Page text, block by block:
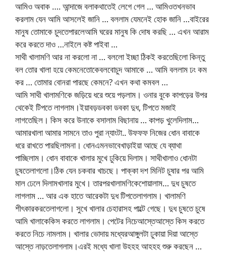
আমিও অবাক …. আন্দাজে বলাকথাতেই লেগে গেল … আমিওতখনভাব
করলাম যেন আমি আসলেই জানি … বললাম যেমনেই হোক জানি …বাইরের
মানুষ তোমাকে চুদতেপারলেআমি ঘরের মানুষ কি দোষ করছি … এখন আরাম
করে করতে দাও …নাইলে কষ্ট পাইবা …
সাথী খালামণি আর না করলো না … বললো ইচ্ছা ঠিকই করতেছিলো কিন্তু
বল তোর খালা হয়ে কেমনেতোকেবলবোচুদ আমাকে … আমি বললাম ঢং কম
কর … তোমার বোনরা পারছে কেমনে? এখন কথা কমবল …
আমি সাথী খালামণিকে জড়িয়ে ধরে শুয়ে পড়লাম। ওনার বুকে কাপড়ের উপর
থেকেই টিপতে লাগলাম।ইয়াবড়ডবকা ডবকা দুধ, টিপতে মজাই
লাগতেছিল। কিস করে উনাকে বসালাম বিছানায় … কাপড় খুলেদিলাম…
আমারখালা আমার সামনে তাও পুরা ন্যাংটা.. উফফফ নিজের ধোন বাবাকে
ধরে রাখতে পারছিলামনা। ধোনএমনভাবেখাড়াইয়া আছে যে ব্যাথা
পাচ্ছিলাম। ধোন বাবাকে খালার মুখে ঢুকিয়ে দিলাম। সাথীখালাও ধোনটা
চুষতেলাগলো।ঠিক যেন চকবার খাচছে। পাক্কা দশ মিনিট চুষার পর আমি
মাল ঢেলে দিলামখালার মুখে। তারপরখালামণিকেশোয়ালাম… দুধ চুষতে
লাগলাম … আর এক হাতে আরেকটা দুধ টিপতেলাগলাম। খালামণি
শীৎকারকরতেলাগলো। সুখে খালার চেহারাসহ পাল্টে গেছে। দুধ চুষতে চুষে
আমি খালাকেকিস করতে লাগলাম। পেটের নিচেআস্তেআস্তে কিস করতে
করতে নিচে নামলাম। খালার ভোদায় মধ্যেরআঙ্গুলটা ঢুকায়া দিয়া আস্তে
আস্তে নাড়তেলাগলাম।এরই মধ্যে খালা উহহহ আহহহ শুরু করছেন …